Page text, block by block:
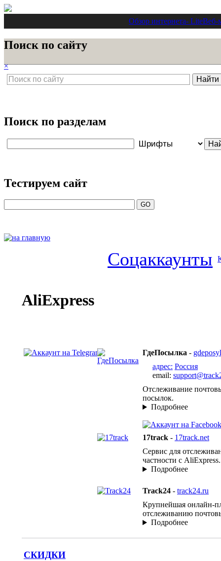
Обзор интернета- LiteВеб-
Поиск по сайту
×
Поиск по разделам
Тестируем сайт
Соцаккаунты
AliExpress
ГдеПосылка -
адрес: Россия
email:
Отслеживание
посылок.
Подробнее
17track - 17track.net
Сервис для
частности с AliExpress.
Подробнее
Track24 - track24.ru
Крупнейшая онлайн-
отслеживанию
Подробнее
СКИДКИ